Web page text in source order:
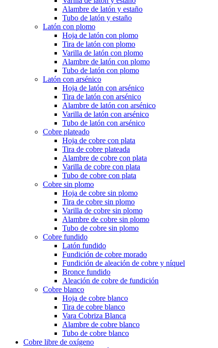
Alambre de latón y estaño
Tubo de latón y estaño
Latón con plomo
Hoja de latón con plomo
Tira de latón con plomo
Varilla de latón con plomo
Alambre de latón con plomo
Tubo de latón con plomo
Latón con arsénico
Hoja de latón con arsénico
Tira de latón con arsénico
Alambre de latón con arsénico
Varilla de latón con arsénico
Tubo de latón con arsénico
Cobre plateado
Hoja de cobre con plata
Tira de cobre plateada
Alambre de cobre con plata
Varilla de cobre con plata
Tubo de cobre con plata
Cobre sin plomo
Hoja de cobre sin plomo
Tira de cobre sin plomo
Varilla de cobre sin plomo
Alambre de cobre sin plomo
Tubo de cobre sin plomo
Cobre fundido
Latón fundido
Fundición de cobre morado
Fundición de aleación de cobre y níquel
Bronce fundido
Aleación de cobre de fundición
Cobre blanco
Hoja de cobre blanco
Tira de cobre blanco
Vara Cobriza Blanca
Alambre de cobre blanco
Tubo de cobre blanco
Cobre libre de oxígeno